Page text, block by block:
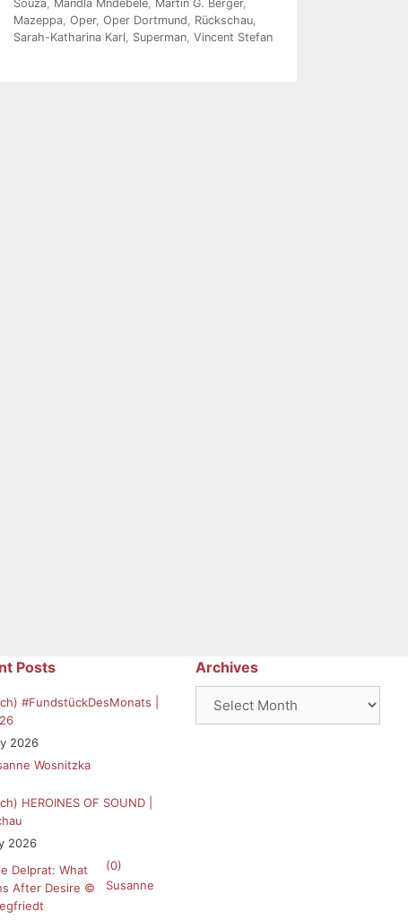
Souza, Mandla Mndebele, Martin G. Berger,
Mazeppa, Oper, Oper Dortmund Rückschau,
Sarah-Katharina Karl
Superman, Vincent Stefan
Posts
#FundstückDesMonats |
2026
Wosnitzka
HEROINES OF SOUND |
2026
(0)
Susanne
Archives